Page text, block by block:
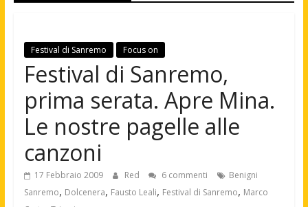
news
moda
maschile
Festival di Sanremo Focus on
Festival di Sanremo,
prima serata. Apre Mina.
Le nostre pagelle alle
canzoni
17 Febbraio 2009 Red 6 commenti
Benigni
Sanremo, Dolcenera, Fausto Leali, Festival di Sanremo, Marco